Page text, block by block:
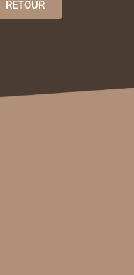
RETOUR